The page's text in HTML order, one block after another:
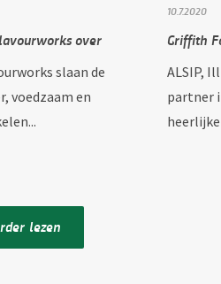
over
slaan de
voedzaam en
10.7.2020
Griffith
ALSIP,
partner
lezen